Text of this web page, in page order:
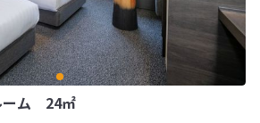
ーム 24㎡